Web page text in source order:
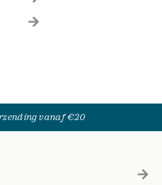
vanaf €20